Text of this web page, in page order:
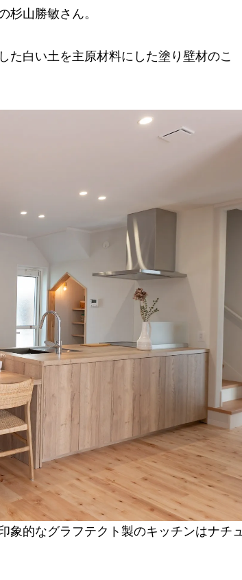
杉山勝敏さん。
白い土を主原材料にした塗り壁材のこ
象的なグラフテクト製のキッチンはナチュ